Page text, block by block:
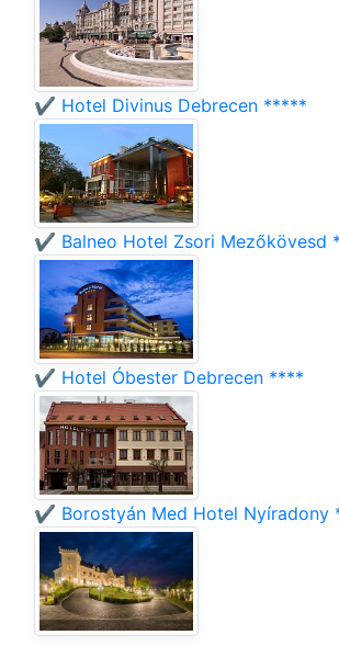
✔️ Hotel Divinus Debrecen *****
✔️ Balneo Hotel Zsori Mezőkövesd
✔️ Hotel Óbester Debrecen ****
✔️ Borostyán Med Hotel Nyíradony